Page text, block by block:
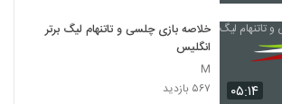
۰۵:۱۴
خلاصه بازی چلسی و تاتنهام لیگ برتر
انگلیس
M
۵۶۷ بازدید